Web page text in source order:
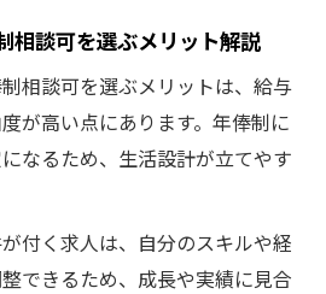
相談可を選ぶメリット解説
相談可を選ぶメリットは、給与
が高い点にあります。年俸制に
なるため、生活設計が立てやす
付く求人は、自分のスキルや経
できるため、成長や実績に見合